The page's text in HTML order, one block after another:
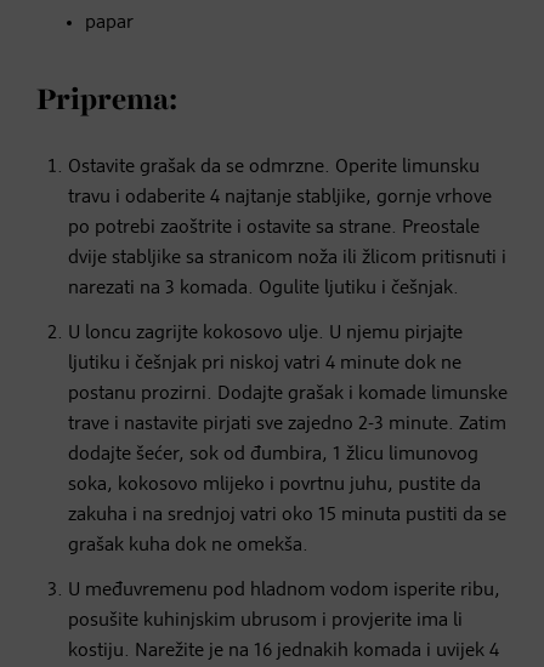
papar
Priprema:
Ostavite grašak da se odmrzne. Operite limunsku
travu i odaberite 4 najtanje stabljike, gornje vrhove
po potrebi zaoštrite i ostavite sa strane. Preostale
dvije stabljike sa stranicom noža ili žlicom pritisnuti i
narezati na 3 komada. Ogulite ljutiku i češnjak.
U loncu zagrijte kokosovo ulje. U njemu pirjajte
ljutiku i češnjak pri niskoj vatri 4 minute dok ne
postanu prozirni. Dodajte grašak i komade limunske
trave i nastavite pirjati sve zajedno 2-3 minute. Zatim
dodajte šećer, sok od đumbira, 1 žlicu limunovog
soka, kokosovo mlijeko i povrtnu juhu, pustite da
zakuha i na srednjoj vatri oko 15 minuta pustiti da se
grašak kuha dok ne omekša.
U međuvremenu pod hladnom vodom isperite ribu,
posušite kuhinjskim ubrusom i provjerite ima li
kostiju. Narežite je na 16 jednakih komada i uvijek 4